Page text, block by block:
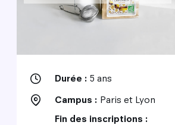
Durée : 5 ans
Campus : Paris et Lyon
Fin des inscriptions :